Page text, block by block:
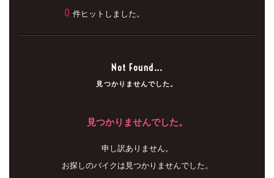
0 件ヒットしました。
Not Found...
見つかりませんでした。
見つかりませんでした。
申し訳ありません。
お探しのバイクは見つかりませんでした。